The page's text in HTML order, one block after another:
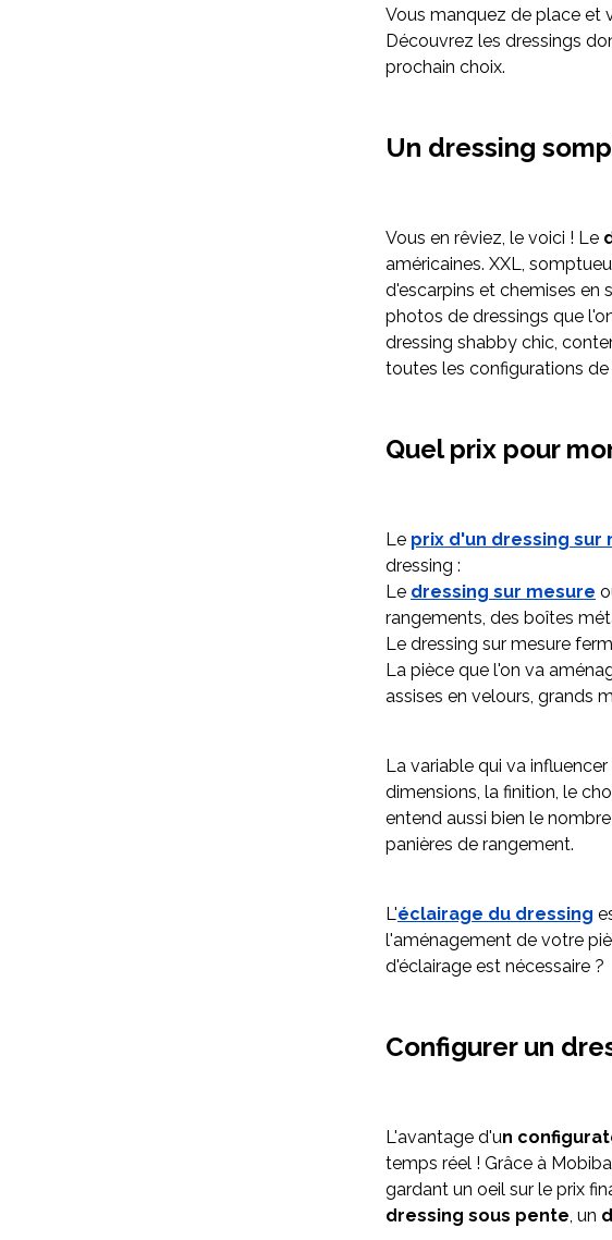
Vous manquez de place et
Découvrez les dressings
prochain choix.
Un dressing
Vous en rêviez, le voici ! Le
américaines. XXL,
d'escarpins et chemises en
photos de dressings que
dressing shabby chic,
toutes les configurations de
Quel prix pour
Le prix d'un dressing sur
dressing :
Le dressing sur mesure
rangements, des boîtes
Le dressing sur mesure
La pièce que l'on va
assises en velours, grands
La variable qui va influencer
dimensions, la finition, le
entend aussi bien le
panières de rangement.
L'éclairage du dressing
l'aménagement de votre
d'éclairage est nécessaire ?
Configurer un
L'avantage d'un
temps réel ! Grâce à
gardant un oeil sur le prix
dressing sous pente, un